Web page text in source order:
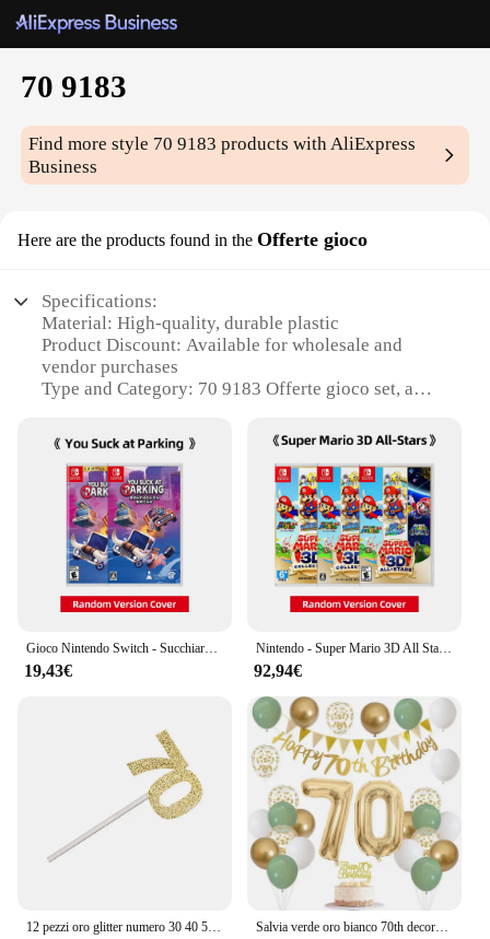
70 9183
Find more style 70 9183 products with AliExpress
Business
Here are the products found in the Offerte gioco
Specifications:
Material: High-quality, durable plastic
Product Discount: Available for wholesale and
vendor purchases
Type and Category: 70 9183 Offerte gioco set, a
Design and Style: Ergonomic design with vibrant
colors for enhanced playability
Usage and Purpose: Ideal for casual gaming, parties,
and social gatherings
Performance and Property: Offers a smooth,
responsive gaming experience
Parts and Accessories: Includes all necessary
components for a complete gaming setup
|Vendors|
**Engaging Gameplay Experience**
The 70 9183 Offerte gioco set is a comprehensive
gaming solution that caters to a wide range of
players. Whether you're a seasoned gamer or a
casual enthusiast, this set promises an engaging and
interactive experience. The ergonomic design
ensures comfort during extended gaming sessions,
while the vibrant colors add a touch of excitement
to the gameplay. The set is designed to be user-
friendly, making it accessible for players of all ages
Gioco Nintendo Switch - Succhiare il parcheggio - per console Nintendo Switch OLED Lite Scheda di gioco originale al 100%.
19,43€
Nintendo - Super Mario 3D All Star Collection - Cartão de juego de acción de aventura de 4,5 GB
92,94€
12 pezzi oro glitter numero 30 40 50 60 70 toppers cupcake per 30th 40th 50th 60th 70th compleanno anniversario decorazione torta festa Salvia verde oro bianco 70th decorazioni di compleanno per palloncini di compleanno Happy 70th Birthday Banner Cake Topper 70 anni Decor